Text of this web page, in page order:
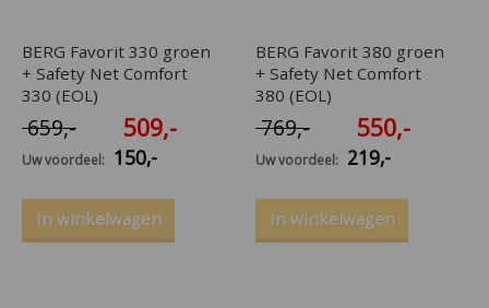
BERG Favorit 330 groen
+ Safety Net Comfort
330 (EOL)
659,- 509,-
Uw voordeel: 150,-
In winkelwagen
BERG Favorit 380 groen
+ Safety Net Comfort
380 (EOL)
769,- 550,-
Uw voordeel: 219,-
In winkelwagen